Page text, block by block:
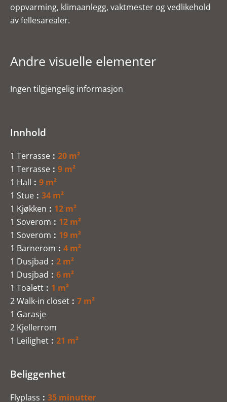
oppvarming, klimaanlegg, vaktmester og vedlikehold
av fellesarealer.
Andre visuelle elementer
Ingen tilgjengelig informasjon
Innhold
1 Terrasse
20 m²
1 Terrasse
9 m²
1 Hall
9 m²
1 Stue
34 m²
1 Kjøkken
12 m²
1 Soverom
12 m²
1 Soverom
19 m²
1 Barnerom
4 m²
1 Dusjbad
2 m²
1 Dusjbad
6 m²
1 Toalett
1 m²
2 Walk-in closet
7 m²
1 Garasje
2 Kjellerrom
1 Leilighet
21 m²
Beliggenhet
Flyplass 35 minutter